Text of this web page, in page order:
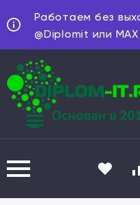
Работаем без
@Diplomit или